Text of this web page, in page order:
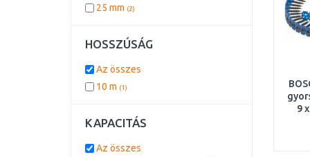
9
25 mm (2)
HOSSZÚSÁG
Az összes
10 m (1)
KAPACITÁS
Az összes